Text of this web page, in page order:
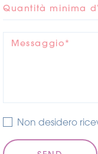
Quantità minima
Messaggio*
Non desidero